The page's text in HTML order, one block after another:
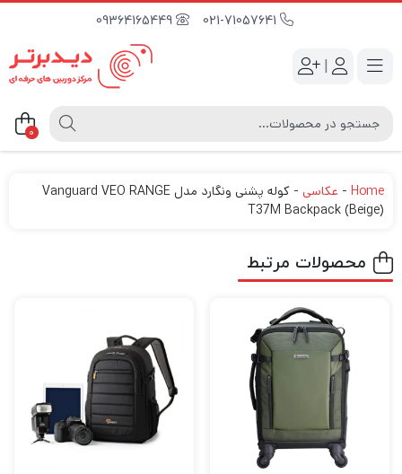
09364165449
|
0
Home
- عکاسی -
کوله پشنی ونگارد مدل Vanguard VEO RANGE
T37M Backpack (Beige)
محصولات مرتبط